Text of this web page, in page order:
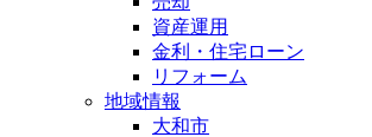
資産運用
金利・住宅ローン
リフォーム
地域情報
大和市